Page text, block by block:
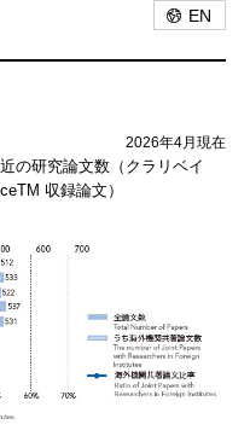
EN
2026年4月現在
の研究論文数（クラリベイ
収録論文）